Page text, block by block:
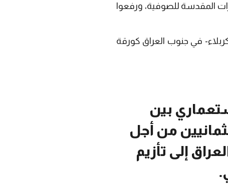
المقدسة للصوفية، ورفعوا
في جنوب العراق كورقة
بين
من أجل
إلى تأزيم